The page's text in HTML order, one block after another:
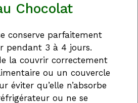
Chocolat
conserve parfaitement
pendant 3 à 4 jours.
la couvrir correctement
ou un couvercle
éviter qu’elle n’absorbe
ou ne se